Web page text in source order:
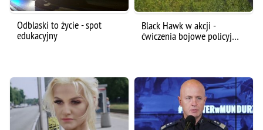
Odblaski to życie - spot
edukacyjny
Black Hawk w akcji -
ćwiczenia bojowe policyj…